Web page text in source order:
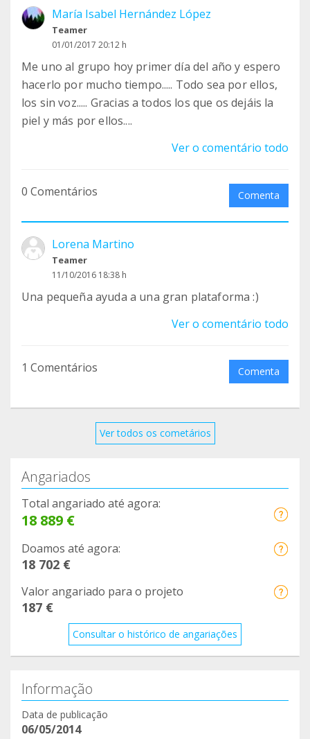
María Isabel Hernández López
Teamer
01/01/2017 20:12 h
Me uno al grupo hoy primer día del año y espero
hacerlo por mucho tiempo..... Todo sea por ellos,
los sin voz..... Gracias a todos los que os dejáis la
piel y más por ellos....
Ver o comentário todo
0 Comentários Comenta
Lorena Martino
Teamer
11/10/2016 18:38 h
Una pequeña ayuda a una gran plataforma :)
Ver o comentário todo
1 Comentários Comenta
Ver todos os cometários
Angariados
Total angariado até agora:
18 889 €
Doamos até agora:
18 702 €
Valor angariado para o projeto
187 €
Consultar o histórico de angariações
Informação
Data de publicação
06/05/2014